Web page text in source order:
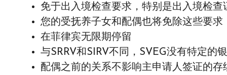
免于出入境检查要求，特别是出入境检
您的受抚养子女和配偶也将免除这些要求
在菲律宾无限期停留
与SRRV和SIRV不同，SVEG没有特定的
配偶之前的关系不影响主申请人签证的存